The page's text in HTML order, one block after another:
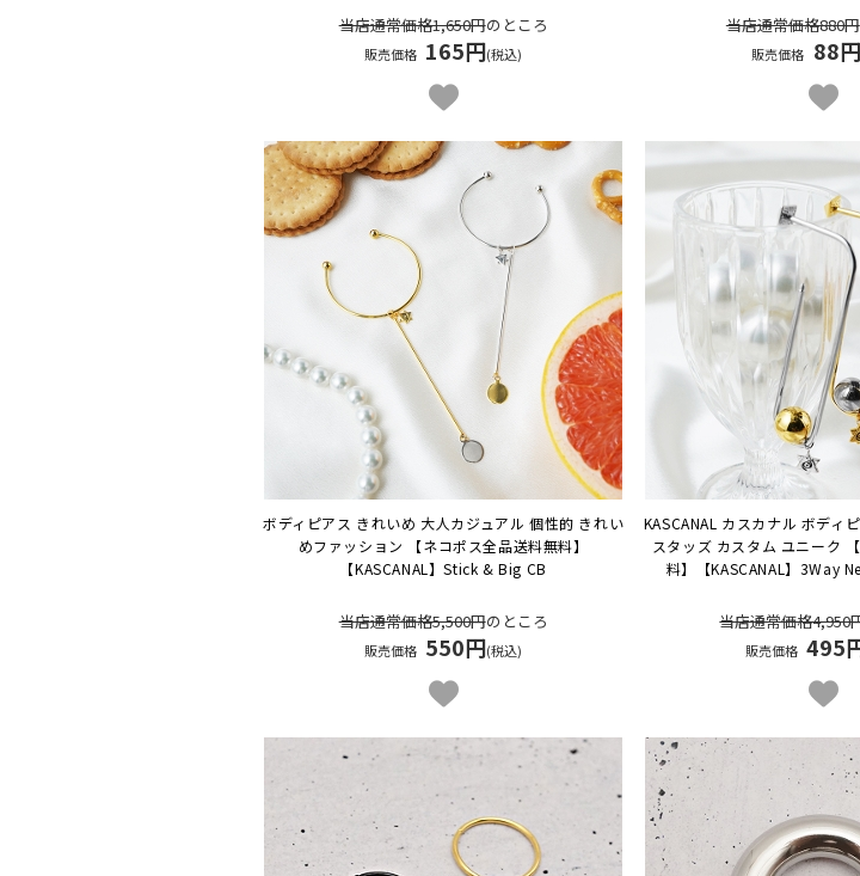
当店通常価格1,650円のところ
販売価格 165円(税込)
当店通常価格880円
販売価格 88円
ボディピアス きれいめ 大人カジュアル 個性的 きれい
めファッション 【ネコポス全品送料無料】
【KASCANAL】Stick & Big CB
当店通常価格5,500円のところ
販売価格 550円(税込)
KASCANAL カスカナル ボディ
スタッズ カスタム ユニーク
料】
【KASCANAL】3Way
当店通常価格4,950
販売価格 495